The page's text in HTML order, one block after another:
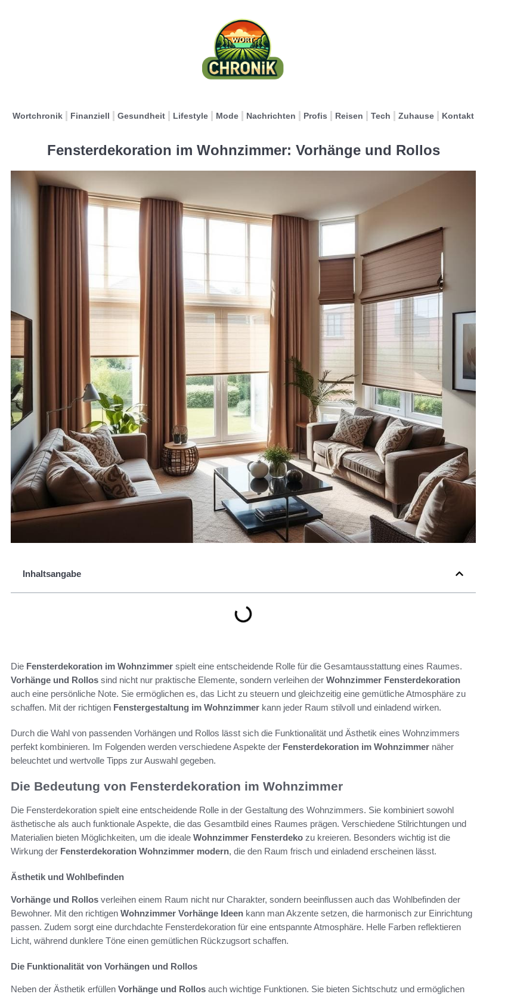
Wortchronik Finanziell Gesundheit Lifestyle Mode Nachrichten Profis Reisen Tech Zuhause Kontakt
Fensterdekoration im Wohnzimmer: Vorhänge und Rollos
Inhaltsangabe
Die Fensterdekoration im Wohnzimmer spielt eine entscheidende Rolle für die Gesamtausstattung eines Raumes.
Vorhänge und Rollos sind nicht nur praktische Elemente, sondern verleihen der Wohnzimmer Fensterdekoration
auch eine persönliche Note. Sie ermöglichen es, das Licht zu steuern und gleichzeitig eine gemütliche Atmosphäre zu
schaffen. Mit der richtigen Fenstergestaltung im Wohnzimmer kann jeder Raum stilvoll und einladend wirken.
Durch die Wahl von passenden Vorhängen und Rollos lässt sich die Funktionalität und Ästhetik eines Wohnzimmers
perfekt kombinieren. Im Folgenden werden verschiedene Aspekte der Fensterdekoration im Wohnzimmer näher
beleuchtet und wertvolle Tipps zur Auswahl gegeben.
Die Bedeutung von Fensterdekoration im Wohnzimmer
Die Fensterdekoration spielt eine entscheidende Rolle in der Gestaltung des Wohnzimmers. Sie kombiniert sowohl
ästhetische als auch funktionale Aspekte, die das Gesamtbild eines Raumes prägen. Verschiedene Stilrichtungen und
Materialien bieten Möglichkeiten, um die ideale Wohnzimmer Fensterdeko zu kreieren. Besonders wichtig ist die
Wirkung der Fensterdekoration Wohnzimmer modern, die den Raum frisch und einladend erscheinen lässt.
Ästhetik und Wohlbefinden
Vorhänge und Rollos verleihen einem Raum nicht nur Charakter, sondern beeinflussen auch das Wohlbefinden der
Bewohner. Mit den richtigen Wohnzimmer Vorhänge Ideen kann man Akzente setzen, die harmonisch zur Einrichtung
passen. Zudem sorgt eine durchdachte Fensterdekoration für eine entspannte Atmosphäre. Helle Farben reflektieren
Licht, während dunklere Töne einen gemütlichen Rückzugsort schaffen.
Die Funktionalität von Vorhängen und Rollos
Neben der Ästhetik erfüllen Vorhänge und Rollos auch wichtige Funktionen. Sie bieten Sichtschutz und ermöglichen